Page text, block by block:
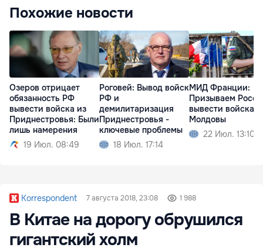
Похожие новости
Озеров отрицает
обязанность РФ
вывести войска из
Приднестровья: Были
лишь намерения
19 Июл. 08:49
Роговей: Вывод войск
РФ и
демилитаризация
Приднестровья -
ключевые проблемы
18 Июл. 17:14
МИД Франции:
Призываем
вывести войска
Молдовы
22 Июл. 13:10
Korrespondent 7 августа 2018, 23:08 1 988
В Китае на дорогу обрушился
гигантский холм